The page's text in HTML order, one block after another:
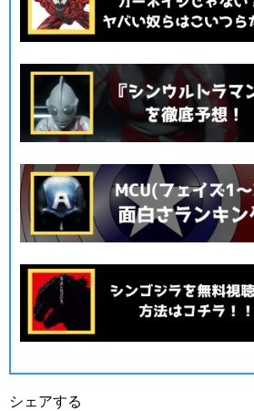
シェアする